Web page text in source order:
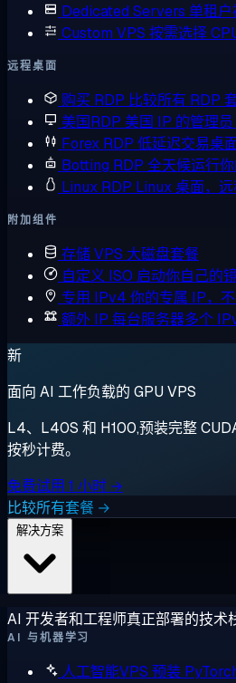
Dedicated Servers 单租户
Custom VPS 按需选择
远程桌面
购买 RDP 比较所有 RDP
美国RDP 美国 IP 的管理
Forex RDP 低延迟交易桌
Botting RDP 全天候运行
Linux RDP Linux 桌面，远
附加组件
存储 VPS 大磁盘套餐
自定义 ISO 启动你自己的
专用 IPv4 你的专属 IP，
额外 IP 每台服务器多个
新
面向 AI 工作负载的 GPU VPS
L4、L40S 和 H100,预装完整
按秒计费。
免费试用 1 小时 →
比较所有套餐 →
AI 开发者和工程师真正部署的技术
AI 与机器学习
人工智能VPS 预装